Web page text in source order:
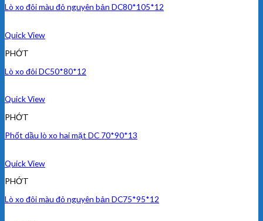
Lò xo đôi màu đỏ nguyên bản DC80*105*12
Quick View
PHỚT
Lò xo đôi DC50*80*12
Quick View
PHỚT
Phốt dầu lò xo hai mặt DC 70*90*13
Quick View
PHỚT
Lò xo đôi màu đỏ nguyên bản DC75*95*12